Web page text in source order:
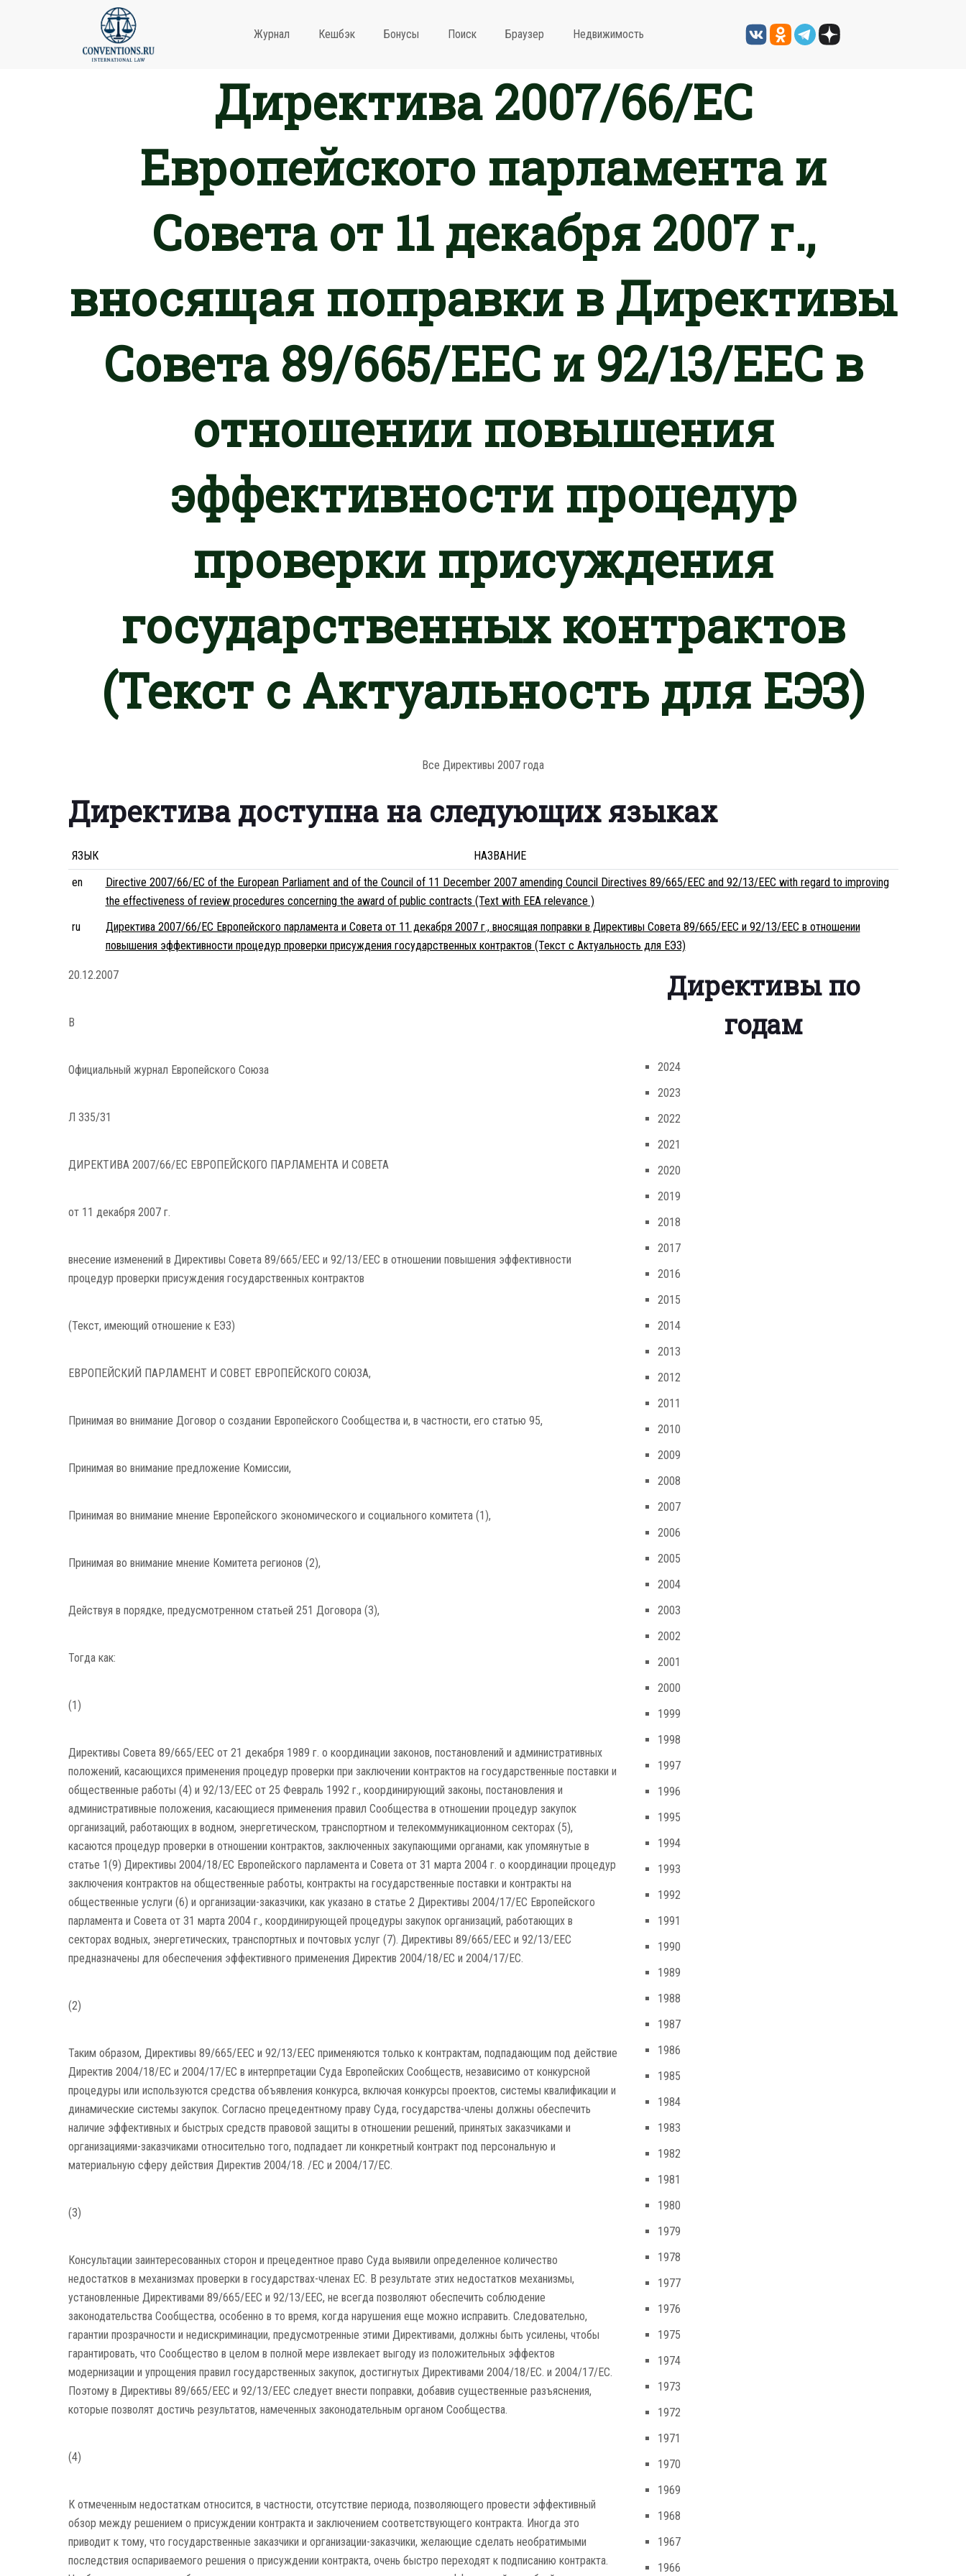
Журнал Кешбэк Бонусы Поиск Браузер Недвижимость
Директива 2007/66/EC
Европейского парламента и
Совета от 11 декабря 2007 г.,
вносящая поправки в Директивы
Совета 89/665/EEC и 92/13/EEC в
отношении повышения
эффективности процедур
проверки присуждения
государственных контрактов
(Текст с Актуальность для ЕЭЗ)
Все Директивы 2007 года
Директива доступна на следующих языках
ЯЗЫК
НАЗВАНИЕ
en
Directive 2007/66/EC of the European Parliament and of the Council of 11 December 2007 amending Council Directives 89/665/EEC and 92/13/EEC with regard to improving
the effectiveness of review procedures concerning the award of public contracts (Text with EEA relevance )
ru
Директива 2007/66/EC Европейского парламента и Совета от 11 декабря 2007 г., вносящая поправки в Директивы Совета 89/665/EEC и 92/13/EEC в отношении
повышения эффективности процедур проверки присуждения государственных контрактов (Текст с Актуальность для ЕЭЗ)
20.12.2007
В
Официальный журнал Европейского Союза
Л 335/31
ДИРЕКТИВА 2007/66/EC ЕВРОПЕЙСКОГО ПАРЛАМЕНТА И СОВЕТА
от 11 декабря 2007 г.
внесение изменений в Директивы Совета 89/665/EEC и 92/13/EEC в отношении повышения эффективности
процедур проверки присуждения государственных контрактов
(Текст, имеющий отношение к ЕЭЗ)
ЕВРОПЕЙСКИЙ ПАРЛАМЕНТ И СОВЕТ ЕВРОПЕЙСКОГО СОЮЗА,
Принимая во внимание Договор о создании Европейского Сообщества и, в частности, его статью 95,
Принимая во внимание предложение Комиссии,
Принимая во внимание мнение Европейского экономического и социального комитета (1),
Принимая во внимание мнение Комитета регионов (2),
Действуя в порядке, предусмотренном статьей 251 Договора (3),
Тогда как:
(1)
Директивы Совета 89/665/EEC от 21 декабря 1989 г. о координации законов, постановлений и административных
положений, касающихся применения процедур проверки при заключении контрактов на государственные поставки и
общественные работы (4) и 92/13/EEC от 25 Февраль 1992 г., координирующий законы, постановления и
административные положения, касающиеся применения правил Сообщества в отношении процедур закупок
организаций, работающих в водном, энергетическом, транспортном и телекоммуникационном секторах (5),
касаются процедур проверки в отношении контрактов, заключенных закупающими органами, как упомянутые в
статье 1(9) Директивы 2004/18/EC Европейского парламента и Совета от 31 марта 2004 г. о координации процедур
заключения контрактов на общественные работы, контракты на государственные поставки и контракты на
общественные услуги (6) и организации-заказчики, как указано в статье 2 Директивы 2004/17/EC Европейского
парламента и Совета от 31 марта 2004 г., координирующей процедуры закупок организаций, работающих в
секторах водных, энергетических, транспортных и почтовых услуг (7). Директивы 89/665/EEC и 92/13/EEC
предназначены для обеспечения эффективного применения Директив 2004/18/EC и 2004/17/EC.
(2)
Таким образом, Директивы 89/665/EEC и 92/13/EEC применяются только к контрактам, подпадающим под действие
Директив 2004/18/EC и 2004/17/EC в интерпретации Суда Европейских Сообществ, независимо от конкурсной
процедуры или используются средства объявления конкурса, включая конкурсы проектов, системы квалификации и
динамические системы закупок. Согласно прецедентному праву Суда, государства-члены должны обеспечить
наличие эффективных и быстрых средств правовой защиты в отношении решений, принятых заказчиками и
организациями-заказчиками относительно того, подпадает ли конкретный контракт под персональную и
материальную сферу действия Директив 2004/18. /ЕС и 2004/17/ЕС.
(3)
Консультации заинтересованных сторон и прецедентное право Суда выявили определенное количество
недостатков в механизмах проверки в государствах-членах ЕС. В результате этих недостатков механизмы,
установленные Директивами 89/665/EEC и 92/13/EEC, не всегда позволяют обеспечить соблюдение
законодательства Сообщества, особенно в то время, когда нарушения еще можно исправить. Следовательно,
гарантии прозрачности и недискриминации, предусмотренные этими Директивами, должны быть усилены, чтобы
гарантировать, что Сообщество в целом в полной мере извлекает выгоду из положительных эффектов
модернизации и упрощения правил государственных закупок, достигнутых Директивами 2004/18/EC. и 2004/17/ЕС.
Поэтому в Директивы 89/665/EEC и 92/13/EEC следует внести поправки, добавив существенные разъяснения,
которые позволят достичь результатов, намеченных законодательным органом Сообщества.
(4)
К отмеченным недостаткам относится, в частности, отсутствие периода, позволяющего провести эффективный
обзор между решением о присуждении контракта и заключением соответствующего контракта. Иногда это
приводит к тому, что государственные заказчики и организации-заказчики, желающие сделать необратимыми
последствия оспариваемого решения о присуждении контракта, очень быстро переходят к подписанию контракта.
Директивы по
годам
2024
2023
2022
2021
2020
2019
2018
2017
2016
2015
2014
2013
2012
2011
2010
2009
2008
2007
2006
2005
2004
2003
2002
2001
2000
1999
1998
1997
1996
1995
1994
1993
1992
1991
1990
1989
1988
1987
1986
1985
1984
1983
1982
1981
1980
1979
1978
1977
1976
1975
1974
1973
1972
1971
1970
1969
1968
1967
1966